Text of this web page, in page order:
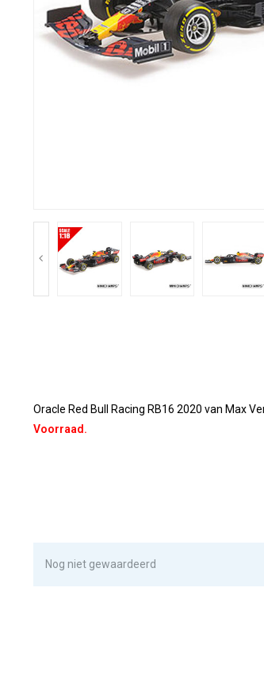
Oracle Red Bull Racing RB16 2020 van Max
Voorraad.
Nog niet gewaardeerd